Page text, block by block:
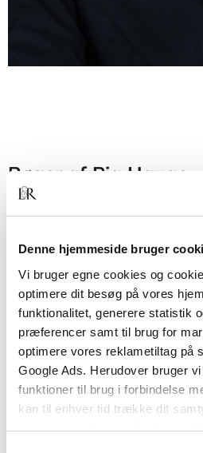
Denne hjemmeside bruger
Vi bruger egne cookies og
optimere dit besøg på vores
funktionalitet, generere statistik
præferencer samt til brug for
optimere vores reklametiltag på
Google Ads. Herudover bruger
funktioner til brug i forbindelse
kan til enhver tid trække dit
være opmærksom på, at vores
Bøger af Pia Hauge
Softcover med flapper
Kontorkoma